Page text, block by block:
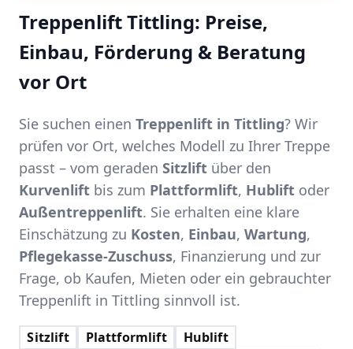
Treppenlift Tittling: Preise,
Einbau, Förderung & Beratung
vor Ort
Sie suchen einen Treppenlift in Tittling? Wir
prüfen vor Ort, welches Modell zu Ihrer Treppe
passt – vom geraden Sitzlift über den
Kurvenlift bis zum Plattformlift, Hublift oder
Außentreppenlift. Sie erhalten eine klare
Einschätzung zu Kosten, Einbau, Wartung,
Pflegekasse-Zuschuss, Finanzierung und zur
Frage, ob Kaufen, Mieten oder ein gebrauchter
Treppenlift in Tittling sinnvoll ist.
Sitzlift Plattformlift
Hublift